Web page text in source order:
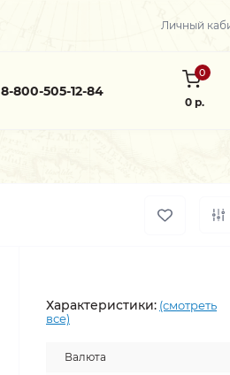
Личный
8-800-505-12-84
0
0 р.
Характеристики: (смотреть
все)
Валюта